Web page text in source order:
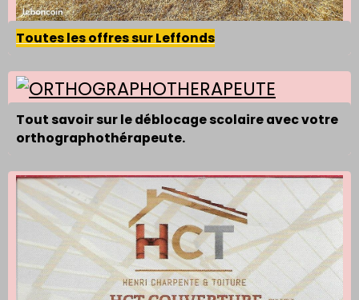
Toutes les offres sur Leffonds
Tout savoir sur le déblocage scolaire avec votre
orthographothérapeute.